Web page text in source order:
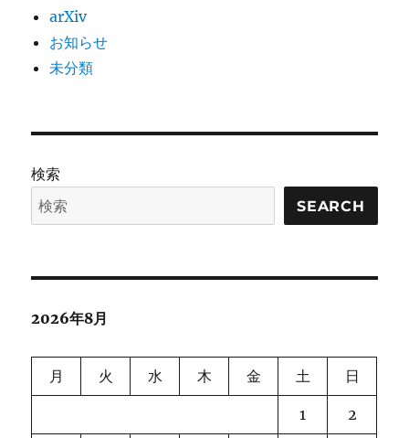
arXiv
お知らせ
未分類
検索
SEARCH
2026年8月
月 火 水 木 金 土 日
1 2